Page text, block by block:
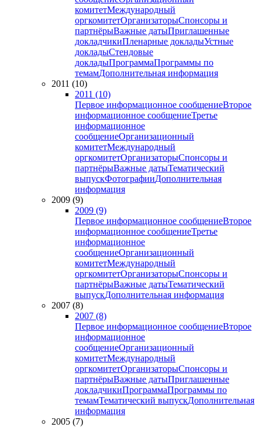
комитетМеждународный
оргкомитетОрганизаторыСпонсоры и
партнёрыВажные датыПриглашенные
докладчикиПленарные докладыУстные
докладыСтендовые
докладыПрограммаПрограммы по
темамДополнительная информация
2011 (10)
2011 (10)
Первое информационное сообщениеВторое
информационное сообщениеТретье
информационное
сообщениеОрганизационный
комитетМеждународный
оргкомитетОрганизаторыСпонсоры и
партнёрыВажные датыТематический
выпускФотографииДополнительная
информация
2009 (9)
2009 (9)
Первое информационное сообщениеВторое
информационное сообщениеТретье
информационное
сообщениеОрганизационный
комитетМеждународный
оргкомитетОрганизаторыСпонсоры и
партнёрыВажные датыТематический
выпускДополнительная информация
2007 (8)
2007 (8)
Первое информационное сообщениеВторое
информационное
сообщениеОрганизационный
комитетМеждународный
оргкомитетОрганизаторыСпонсоры и
партнёрыВажные датыПриглашенные
докладчикиПрограммаПрограммы по
темамТематический выпускДополнительная
информация
2005 (7)